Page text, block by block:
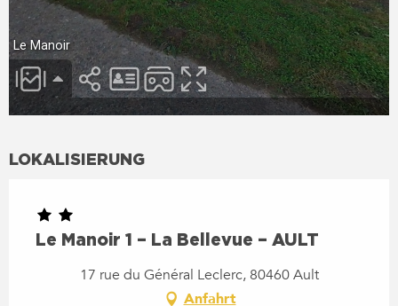
LOKALISIERUNG
Le Manoir 1 – La Bellevue – AULT
17 rue du Général Leclerc, 80460 Ault
Anfahrt